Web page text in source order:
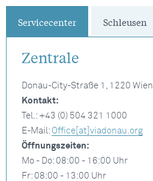
Servicecenter Schleusen
Zentrale
Donau-City-Straße 1, 1220 Wien
Kontakt:
Tel.: +43 (0) 504 321 1000
E-Mail: Office[at]viadonau.org
Öffnungszeiten:
Mo - Do: 08:00 - 16:00 Uhr
Fr: 08:00 - 13:00 Uhr